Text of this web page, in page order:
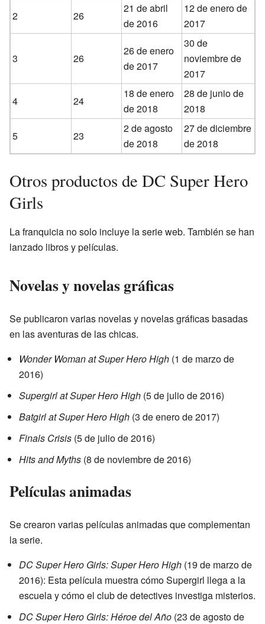
2
26
21 de abril
de 2016
12 de enero de
2017
3 26
26 de enero
de 2017
30 de
noviembre de
2017
4
24
18 de enero
de 2018
28 de junio de
2018
5
23
2 de agosto
de 2018
27 de diciembre
de 2018
Otros productos de DC Super Hero
Girls
La franquicia no solo incluye la serie web. También se han
lanzado libros y películas.
Novelas y novelas gráficas
Se publicaron varias novelas y novelas gráficas basadas
en las aventuras de las chicas.
Wonder Woman at Super Hero High (1 de marzo de
2016)
Supergirl at Super Hero High (5 de julio de 2016)
Batgirl at Super Hero High (3 de enero de 2017)
Finals Crisis (5 de julio de 2016)
Hits and Myths (8 de noviembre de 2016)
Películas animadas
Se crearon varias películas animadas que complementan
la serie.
DC Super Hero Girls: Super Hero High (19 de marzo de
2016): Esta película muestra cómo Supergirl llega a la
escuela y cómo el club de detectives investiga misterios.
DC Super Hero Girls: Héroe del Año (23 de agosto de